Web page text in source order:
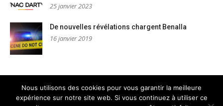
25 janvier 2023
De nouvelles révélations chargent Benalla
16 janvier 2019
Mentions légales Nous contacter
Nous utilisons des cookies pour vous garantir la meilleure
expérience sur notre site web. Si vous continuez à utiliser ce